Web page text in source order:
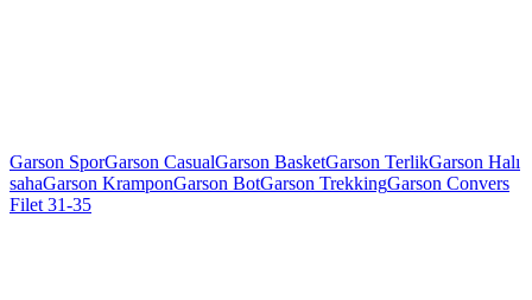
Garson SporGarson CasualGarson BasketGarson TerlikGarson Halı
sahaGarson KramponGarson BotGarson TrekkingGarson Convers
Filet 31-35